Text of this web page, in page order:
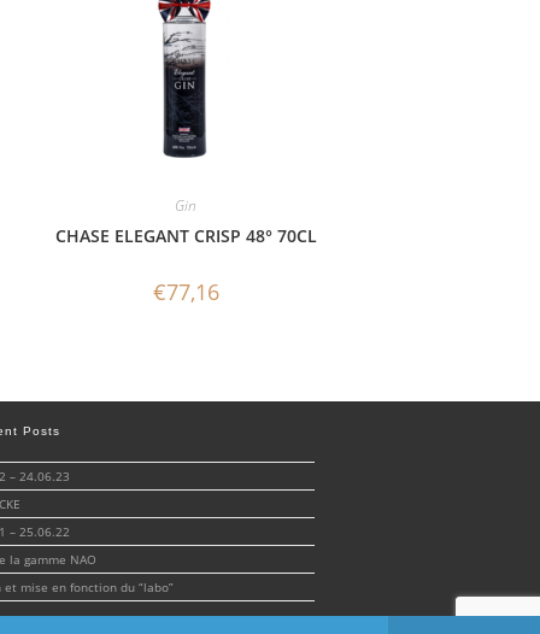
Gin
CHASE ELEGANT CRISP 48° 70CL
€77,16
Posts
– 24.06.23
– 25.06.22
la gamme NAO
et mise en fonction du “labo”